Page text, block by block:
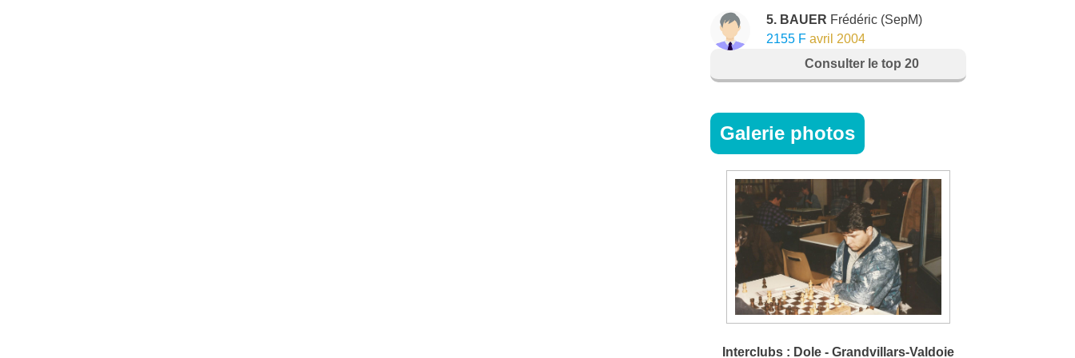
5. BAUER Frédéric(SepM)
2155 F avril 2004
Consulter le top 20
Galerie photos
Interclubs : Dole - Grandvillars-Valdoie